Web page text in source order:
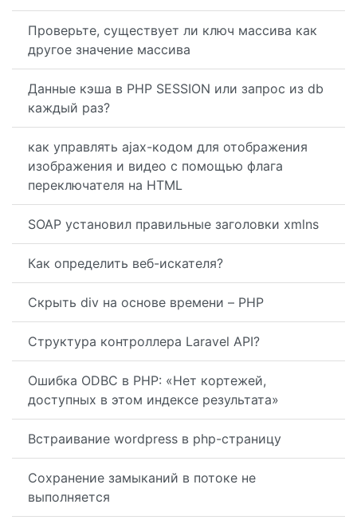
Проверьте, существует ли ключ массива как
другое значение массива
Данные кэша в PHP SESSION или запрос из db
каждый раз?
как управлять ajax-кодом для отображения
изображения и видео с помощью флага
переключателя на HTML
SOAP установил правильные заголовки xmlns
Как определить веб-искателя?
Скрыть div на основе времени – PHP
Структура контроллера Laravel API?
Ошибка ODBC в PHP: «Нет кортежей,
доступных в этом индексе результата»
Встраивание wordpress в php-страницу
Сохранение замыканий в потоке не
выполняется